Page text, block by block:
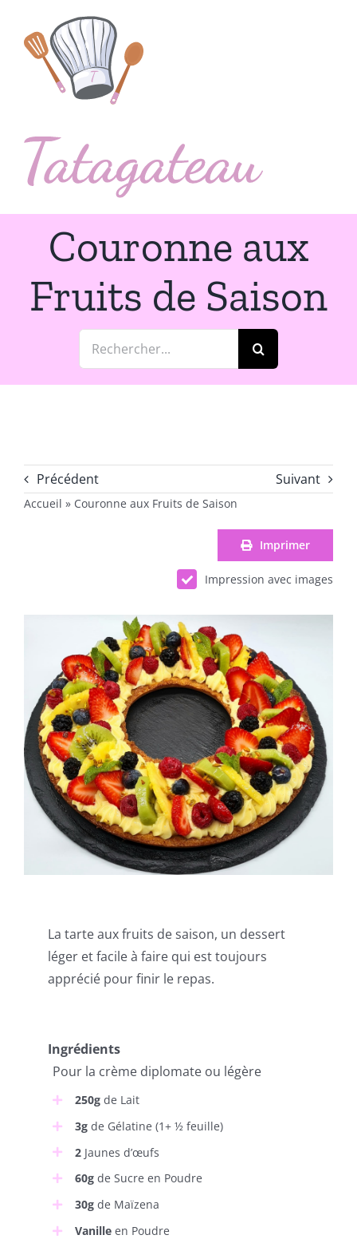
contenu
Couronne aux
Fruits de Saison
Rechercher:
Précédent Suivant
Accueil » Couronne aux Fruits de Saison
Imprimer
Impression avec images
La tarte aux fruits de saison, un dessert
léger et facile à faire qui est toujours
apprécié pour finir le repas.
Ingrédients
Pour la crème diplomate ou légère
250gde Lait
3gde Gélatine (1+ ½ feuille)
2Jaunes d’œufs
60gde Sucre en Poudre
30gde Maïzena
Vanilleen Poudre